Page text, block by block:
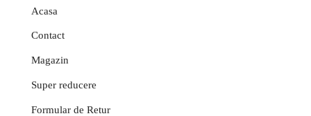
Acasa
Contact
Magazin
Super reducere
Formular de Retur